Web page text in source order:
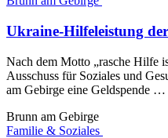
Ukraine-Hilfeleistung
Nach dem Motto „rasche Hilfe
Ausschuss für Soziales und
am Gebirge eine Geldspende …
Brunn am Gebirge
Familie & Soziales